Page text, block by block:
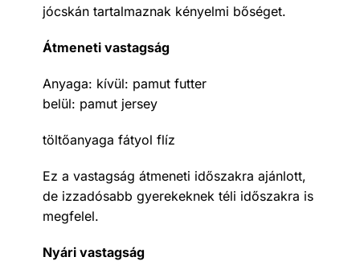
jócskán tartalmaznak kényelmi bőséget.
Átmeneti vastagság
Anyaga: kívül: pamut futter
belül: pamut jersey
töltőanyaga fátyol flíz
Ez a vastagság átmeneti időszakra ajánlott,
de izzadósabb gyerekeknek téli időszakra is
megfelel.
Nyári vastagság